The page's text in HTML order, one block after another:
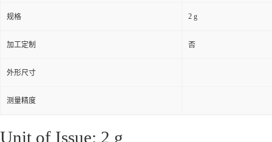
规格 2 g
加工定制 否
外形尺寸
测量精度
Unit of Issue: 2 g